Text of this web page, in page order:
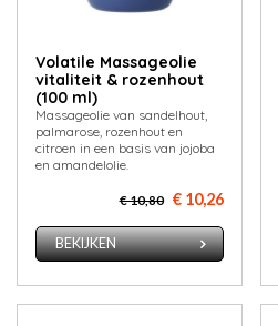
Volatile Massageolie
vitaliteit & rozenhout
(100 ml)
Massageolie van sandelhout,
palmarose, rozenhout en
citroen in een basis van jojoba
en amandelolie.
€ 10,80 € 10,26
BEKIJKEN